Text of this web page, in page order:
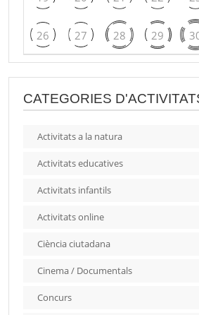
26 27 28 29
CATEGORIES
Activitats a la natura
Activitats educatives
Activitats infantils
Activitats online
Ciència ciutadana
Cinema / Documentals
Concurs